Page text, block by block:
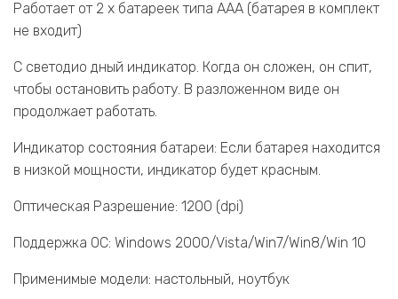
Работает от 2 х батареек типа AAA (батарея в комплект
не входит)
С светодио дный индикатор. Когда он сложен, он спит,
чтобы остановить работу. В разложенном виде он
продолжает работать.
Индикатор состояния батареи: Если батарея находится
в низкой мощности, индикатор будет красным.
Оптическая Разрешение: 1200 (dpi)
Поддержка ОС: Windows 2000/Vista/Win7/Win8/Win 10
Применимые модели: настольный, ноутбук